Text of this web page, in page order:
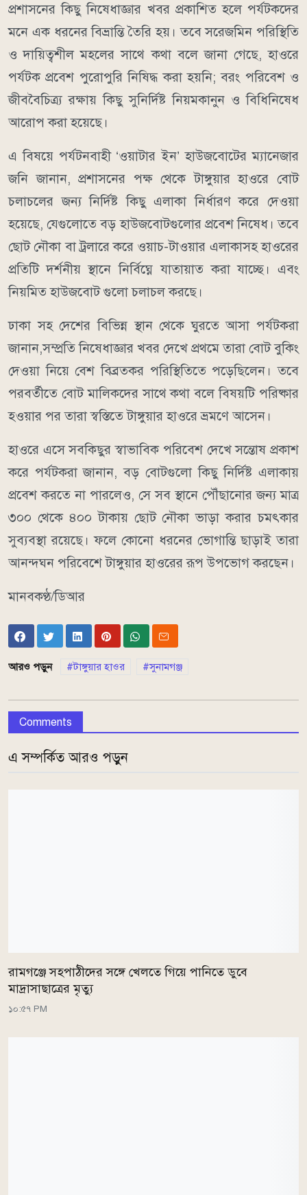
প্রশাসনের কিছু নিষেধাজ্ঞার খবর প্রকাশিত হলে পর্যটকদের
মনে এক ধরনের বিভ্রান্তি তৈরি হয়। তবে সরেজমিন পরিস্থিতি
ও দায়িত্বশীল মহলের সাথে কথা বলে জানা গেছে, হাওরে
পর্যটক প্রবেশ পুরোপুরি নিষিদ্ধ করা হয়নি; বরং পরিবেশ ও
জীববৈচিত্র্য রক্ষায় কিছু সুনির্দিষ্ট নিয়মকানুন ও বিধিনিষেধ
আরোপ করা হয়েছে।
​এ বিষয়ে পর্যটনবাহী ‘ওয়াটার ইন’ হাউজবোটের ম্যানেজার
জনি জানান, প্রশাসনের পক্ষ থেকে টাঙ্গুয়ার হাওরে বোট
চলাচলের জন্য নির্দিষ্ট কিছু এলাকা নির্ধারণ করে দেওয়া
হয়েছে, যেগুলোতে বড় হাউজবোটগুলোর প্রবেশ নিষেধ। তবে
ছোট নৌকা বা ট্রলারে করে ওয়াচ-টাওয়ার এলাকাসহ হাওরের
প্রতিটি দর্শনীয় স্থানে নির্বিঘ্নে যাতায়াত করা যাচ্ছে। এবং
নিয়মিত হাউজবোট গুলো চলাচল করছে।
​ঢাকা সহ দেশের বিভিন্ন স্থান থেকে ঘুরতে আসা পর্যটকরা
জানান,সম্প্রতি নিষেধাজ্ঞার খবর দেখে প্রথমে তারা বোট বুকিং
দেওয়া নিয়ে বেশ বিব্রতকর পরিস্থিতিতে পড়েছিলেন। তবে
পরবর্তীতে বোট মালিকদের সাথে কথা বলে বিষয়টি পরিষ্কার
হওয়ার পর তারা স্বস্তিতে টাঙ্গুয়ার হাওরে ভ্রমণে আসেন।
​হাওরে এসে সবকিছুর স্বাভাবিক পরিবেশ দেখে সন্তোষ প্রকাশ
করে পর্যটকরা জানান, বড় বোটগুলো কিছু নির্দিষ্ট এলাকায়
প্রবেশ করতে না পারলেও, সে সব স্থানে পৌঁছানোর জন্য মাত্র
৩০০ থেকে ৪০০ টাকায় ছোট নৌকা ভাড়া করার চমৎকার
সুব্যবস্থা রয়েছে। ফলে কোনো ধরনের ভোগান্তি ছাড়াই তারা
আনন্দঘন পরিবেশে টাঙ্গুয়ার হাওরের রূপ উপভোগ করছেন।
মানবকণ্ঠ/ডিআর
আরও পড়ুন টাঙ্গুয়ার হাওর সুনামগঞ্জ
Comments
এ সম্পর্কিত আরও পড়ুন
রামগঞ্জে সহপাঠীদের সঙ্গে খেলতে গিয়ে পানিতে ডুবে
মাদ্রাসাছাত্রের মৃত্যু
১০:৫৭ PM